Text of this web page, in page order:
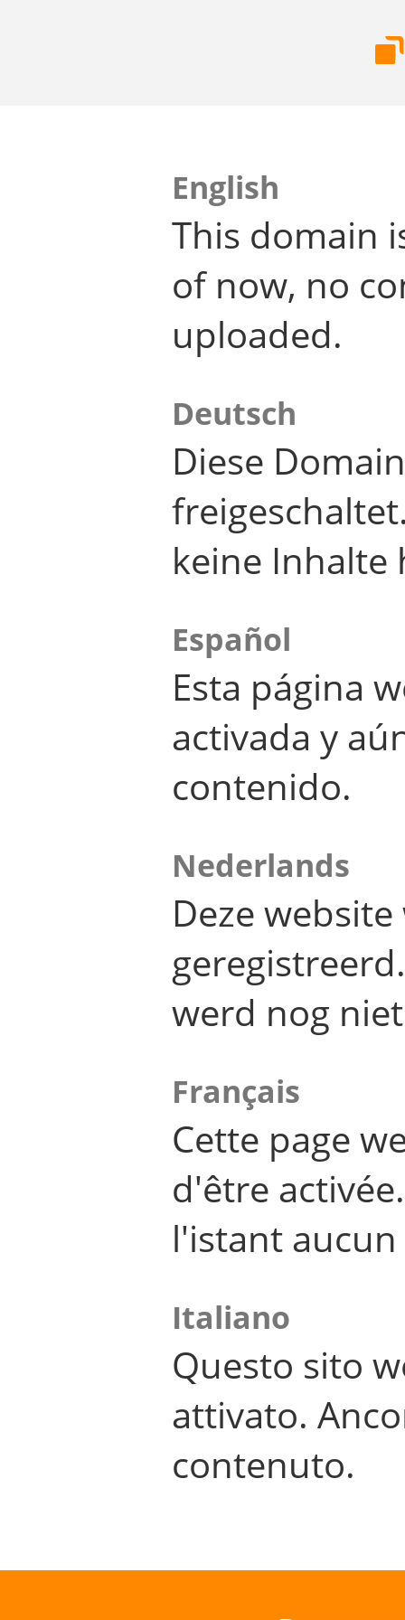
English
This domain
of now, no
uploaded.
Deutsch
Diese
keine Inhalte
Español
Esta página
activada y
contenido.
Nederlands
Deze
werd nog
Français
Cette page
d'être
l'istant
Italiano
Questo sito
attivato.
contenuto.